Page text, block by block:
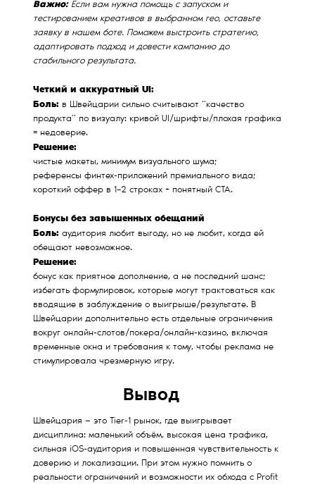
Важно: Если вам нужна помощь с запуском и
тестированием креативов в выбранном гео, оставьте
заявку в нашем боте. Поможем выстроить стратегию,
адаптировать подход и довести кампанию до
стабильного результата.
Четкий и аккуратный UI:
Боль: в Швейцарии сильно считывают “качество
продукта” по визуалу: кривой UI/шрифты/плохая графика
= недоверие.
Решение:
чистые макеты, минимум визуального шума;
референсы финтех-приложений премиального вида;
короткий оффер в 1–2 строках + понятный CTA.
Бонусы без завышенных обещаний
Боль: аудитория любит выгоду, но не любит, когда ей
обещают невозможное.
Решение:
бонус как приятное дополнение, а не последний шанс;
избегать формулировок, которые могут трактоваться как
вводящие в заблуждение о выигрыше/результате. В
Швейцарии дополнительно есть отдельные ограничения
вокруг онлайн-слотов/покера/онлайн-казино, включая
временные окна и требования к тому, чтобы реклама не
стимулировала чрезмерную игру.
Вывод
Швейцария — это Tier-1 рынок, где выигрывает
дисциплина: маленький объём, высокая цена трафика,
сильная iOS-аудитория и повышенная чувствительность к
доверию и локализации. При этом нужно помнить о
реальности ограничений и возможности их обхода с Profit